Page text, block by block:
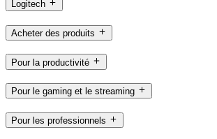
Logitech
Acheter des produits
Pour la productivité
Pour le gaming et le streaming
Pour les professionnels